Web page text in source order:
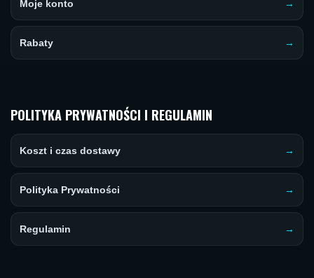
Moje konto
Rabaty
POLITYKA PRYWATNOŚCI I REGULAMIN
Koszt i czas dostawy
Polityka Prywatności
Regulamin